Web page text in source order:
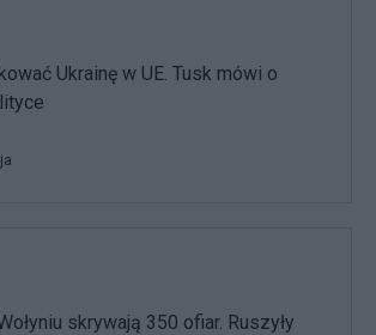
Ukrainę w UE. Tusk mówi o
skrywają 350 ofiar. Ruszyły